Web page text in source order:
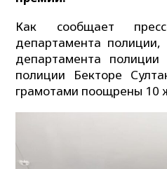
Как сообщает
департамента полиции,
департамента полиции
полиции Бекторе
грамотами поощрены 10